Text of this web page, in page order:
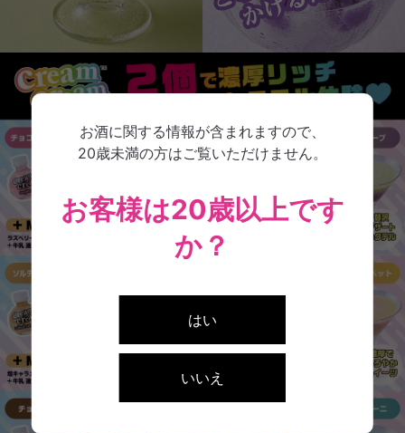
お酒に関する情報が含まれますので、
20歳未満の方はご覧いただけません。
お客様は20歳以上です
か？
はい
いいえ